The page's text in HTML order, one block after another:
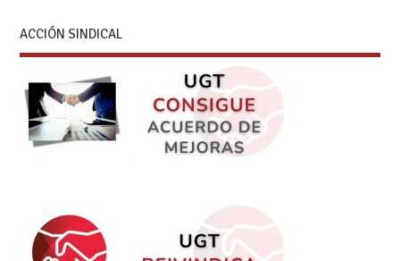
ACCIÓN SINDICAL